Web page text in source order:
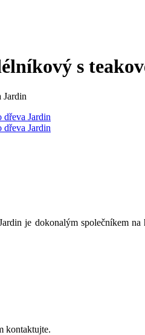
s
je dokonalým společníkem
kontaktujte.